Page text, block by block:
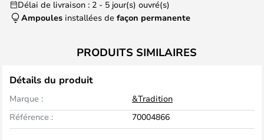
Délai de livraison : 2 - 5 jour(s) ouvré(s)
Ampoules installées de façon permanente
PRODUITS SIMILAIRES
Détails du produit
Marque :
&Tradition
Référence :
70004866